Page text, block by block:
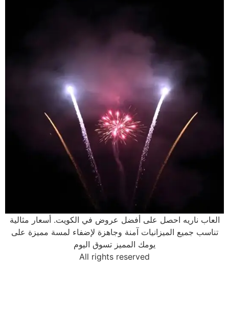
العاب ناريه احصل على أفضل عروض في الكويت. أسعار مثالية
تناسب جميع الميزانيات آمنة وجاهزة لإضفاء لمسة مميزة على
يومك المميز تسوق اليوم
All rights reserved